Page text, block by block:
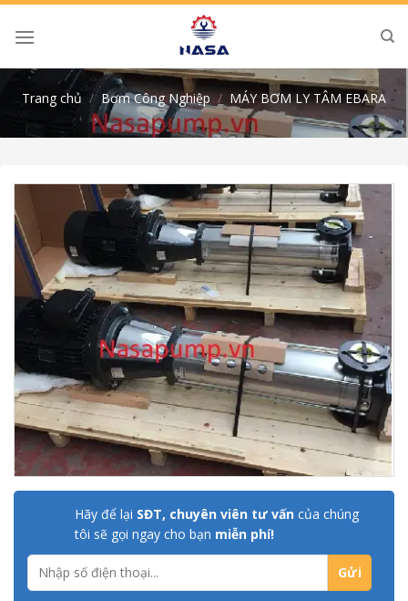
Skip
Trang chủ / Bơm Công Nghiệp / MÁY BƠM LY TÂM EBARA
Hãy để lại SĐT, chuyên viên tư vấn của chúng
tôi sẽ gọi ngay cho bạn miễn phí!